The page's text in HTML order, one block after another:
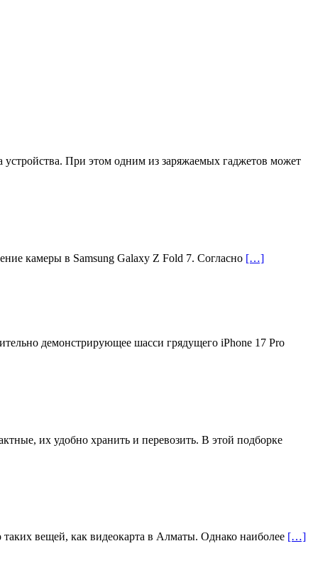
устройства. При этом одним из заряжаемых гаджетов может
камеры в Samsung Galaxy Z Fold 7. Согласно […]
демонстрирующее шасси грядущего iPhone 17 Pro
их удобно хранить и перевозить. В этой подборке
вещей, как видеокарта в Алматы. Однако наиболее […]